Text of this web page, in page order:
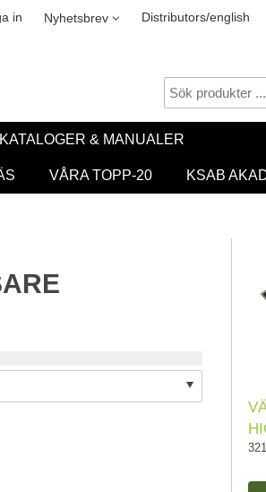
in Nyhetsbrev Distributors/english
KATALOGER & MANUALER
VÅRA TOPP-20 KSAB